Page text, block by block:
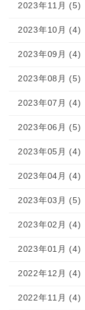
2023年11月 (5)
2023年10月 (4)
2023年09月 (4)
2023年08月 (5)
2023年07月 (4)
2023年06月 (5)
2023年05月 (4)
2023年04月 (4)
2023年03月 (5)
2023年02月 (4)
2023年01月 (4)
2022年12月 (4)
2022年11月 (4)